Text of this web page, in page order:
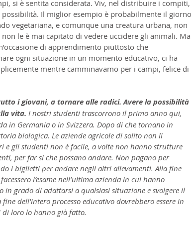
si è sentita considerata. Viv, nel distribuire i compiti,
Il miglior esempio è probabilmente il giorno
vegetariana, e comunque una creatura urbana, non
le è mai capitato di vedere uccidere gli animali. Ma
di apprendimento piuttosto che
ogni situazione in un momento educativo, ci ha
mentre camminavamo per i campi, felice di
i giovani, a tornare alle radici. Avere la possibilità
vita. I nostri studenti trascorrono il primo anno qui,
in Germania o in Svizzera. Dopo di che tornano in
biologica. Le aziende agricole di solito non li
gli studenti non è facile, a volte non hanno strutture
per far si che possano andare. Non pagano per
i biglietti per andare negli altri allevamenti. Alla fine
l’esame nell’ultima azienda in cui hanno
in grado di adattarsi a qualsiasi situazione e svolgere il
dell'intero processo educativo dovrebbero essere in
loro lo hanno già fatto.